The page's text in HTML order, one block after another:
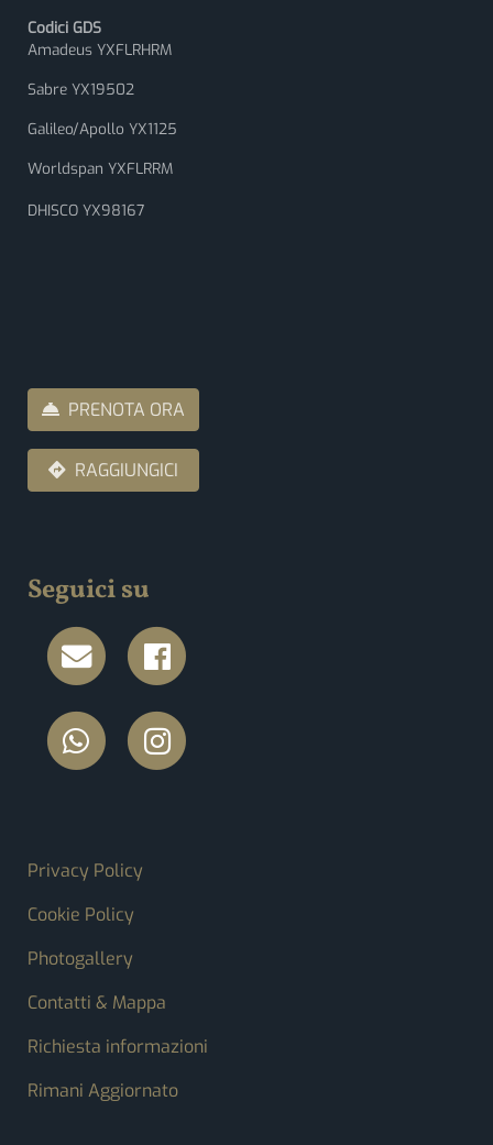
Codici GDS
Amadeus YXFLRHRM
Sabre YX19502
Galileo/Apollo YX1125
Worldspan YXFLRRM
DHISCO YX98167
PRENOTA ORA
RAGGIUNGICI
Seguici su
FOOTER MENU
Privacy Policy
Cookie Policy
Photogallery
Contatti & Mappa
Richiesta informazioni
Rimani Aggiornato